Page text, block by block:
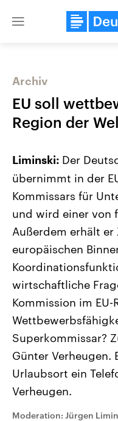
Close
Landtagswahl Sachsen-
Alle Informationen
Sachsen-Anhalt wählt am
September 2026 einen
Landtag. Seit 2021 wird
Bundesland von einer
CDU, SPD und FDP
Umfragen, Prognosen,
Wahlprogramme, aktuelle
und Kandidaten der
Sendungen
Audio-Archiv
Archiv
EU soll
Region der
Liminski: Der
übernimmt in der
Kommissars für
und wird einer von
Außerdem erhält
europäischen
wirtschaftliche
Kommission im EU-
Superkommissar?
Günter Verheugen.
Urlaubsort ein
Verheugen.
Moderation: Jürgen